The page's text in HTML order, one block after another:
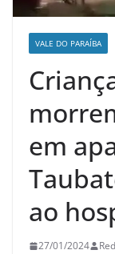
VALE DO PARAÍBA
em
ao
27/01/2024